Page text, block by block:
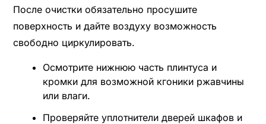
После очистки обязательно просушите
поверхность и дайте воздуху возможность
свободно циркулировать.
Осмотрите нижнюю часть плинтуса и
кромки для возможной кгоники ржавчины
или влаги.
Проверяйте уплотнители дверей шкафов и